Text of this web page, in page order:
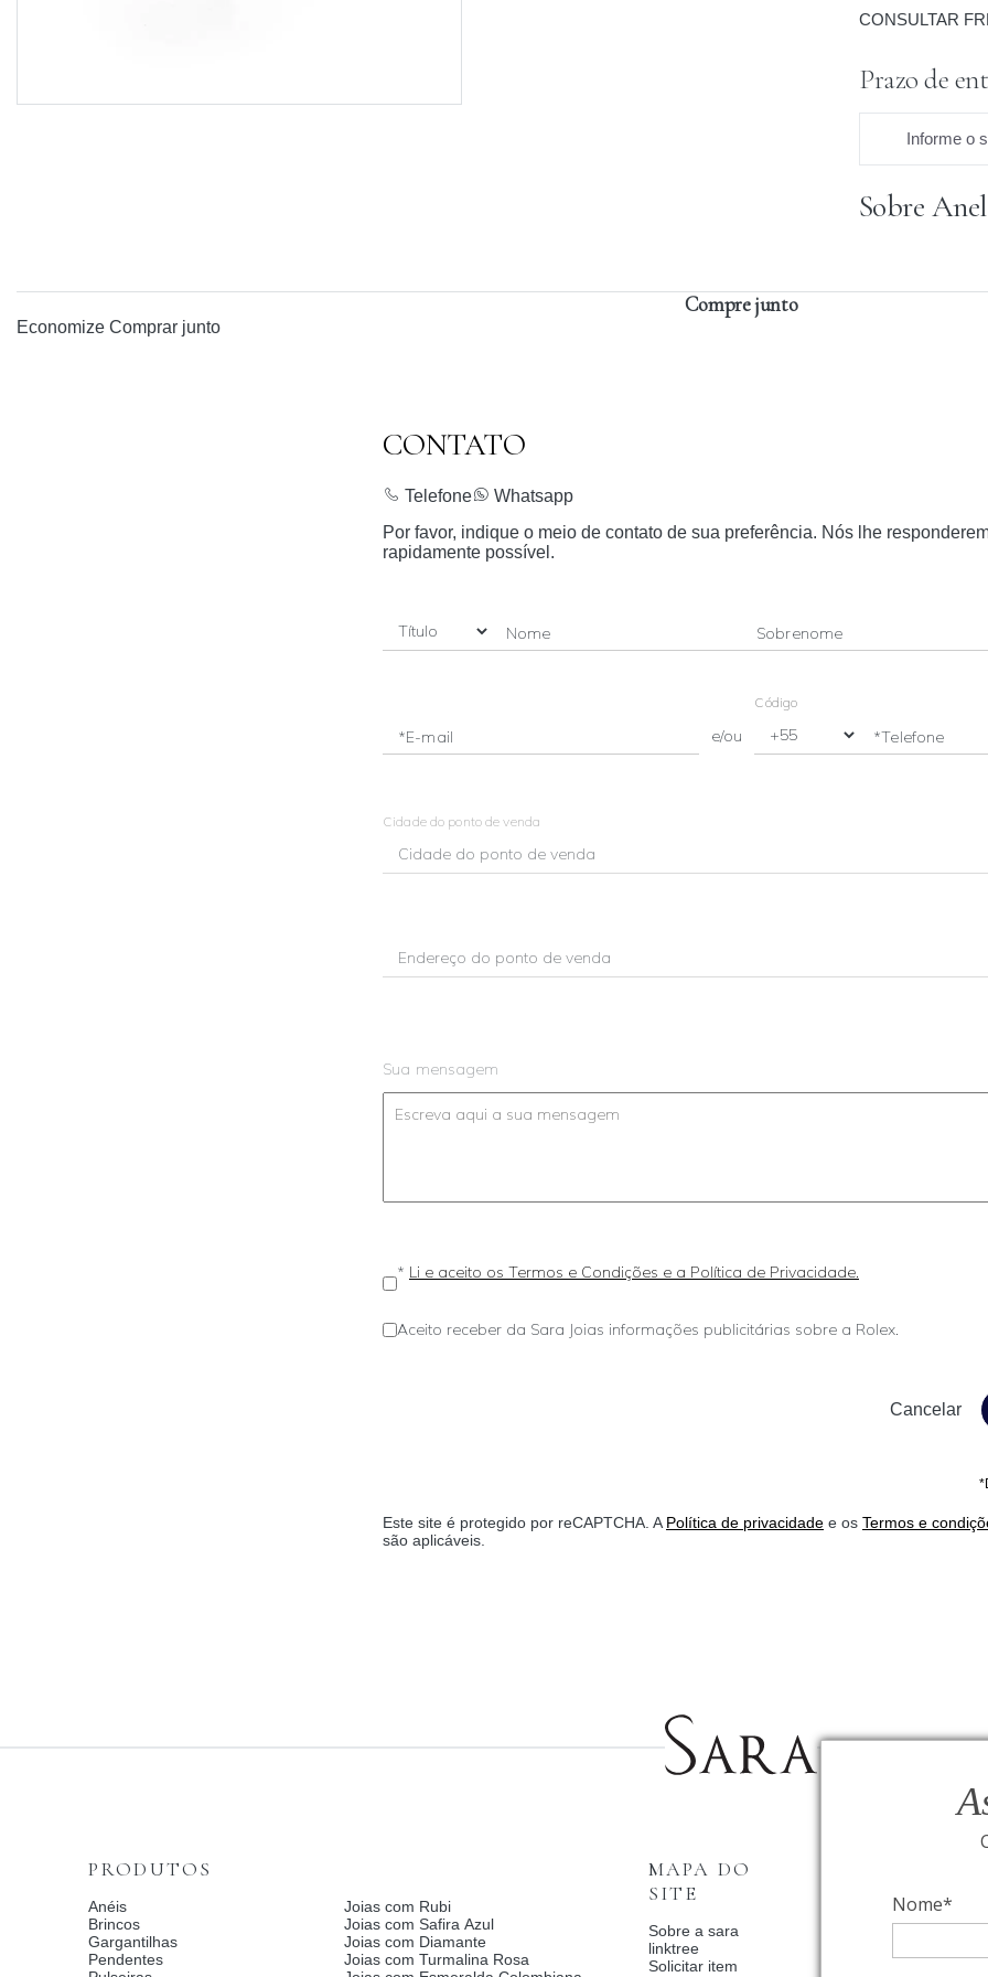
Nome*
CONSULTAR
Prazo de
Informe o
Sobre
Compre junto
Economize Comprar junto
CONTATO
Telefone
Whatsapp
Por favor, indique o meio de contato de sua preferência. Nós lhe
rapidamente possível.
Nome Sobrenome
*E-mail e/ou
Código
*Telefone
Cidade do ponto de venda
Sua mensagem
* Li e aceito os Termos e Condições e a Política de Privacidade.
Aceito receber da Sara Joias informações publicitárias sobre a Rolex.
Este site é protegido por reCAPTCHA. APolítica de privacidade e os Termos e
são aplicáveis.
Fale Conosco
Relógios BVLGARI
Condições de
MAPA DO
SITE
Sobre a sara
linktree
Solicitar item
PRODUTOS
Anéis
Brincos
Gargantilhas
Pendentes
Joias com Rubi
Joias com Safira Azul
Joias com Diamante
Joias com Turmalina Rosa